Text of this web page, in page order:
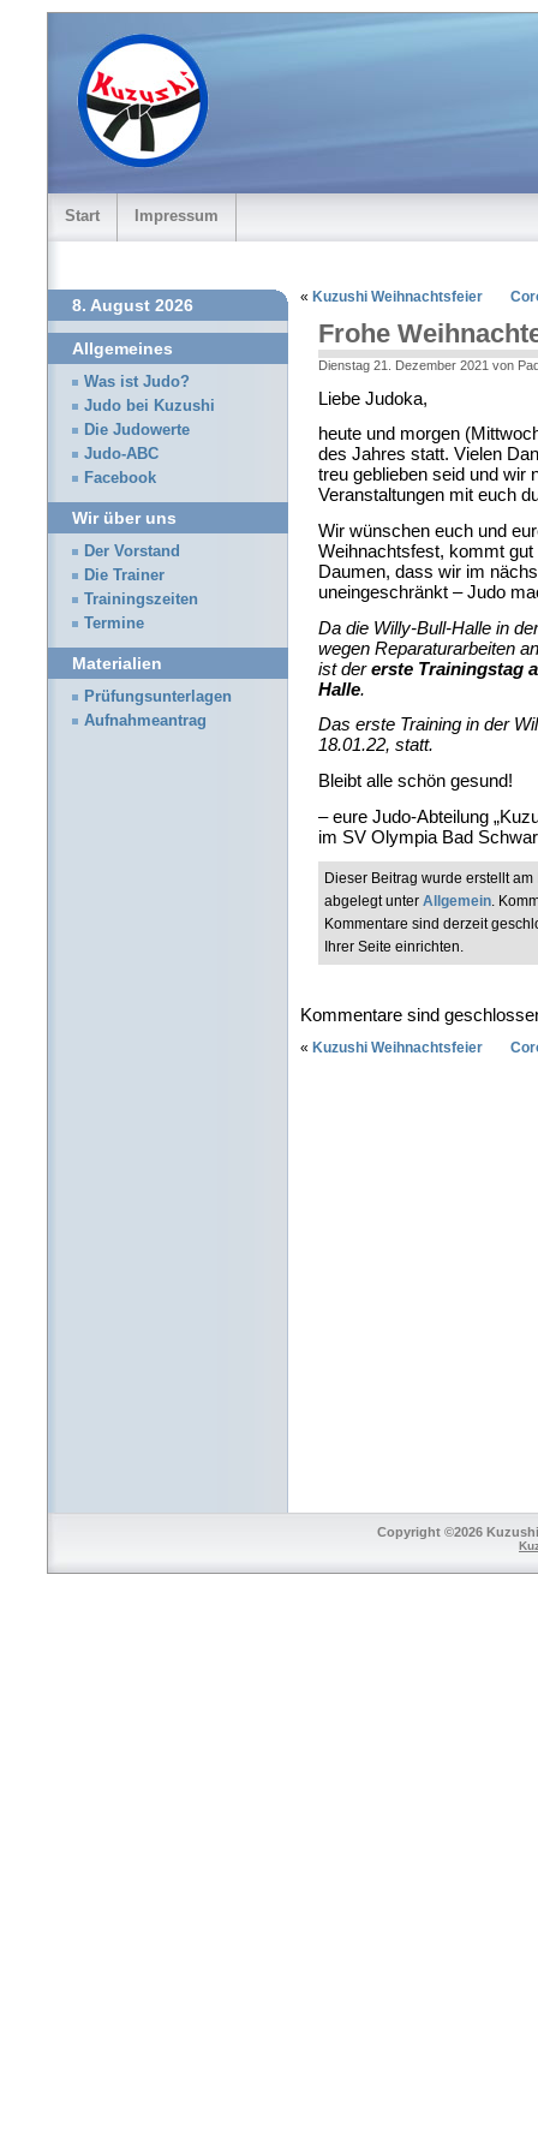
Start Impressum
« Kuzushi Weihnachtsfeier
Frohe
Dienstag 21. Dezember 2021 von
Liebe Judoka,
heute und morgen
des Jahres statt. Vielen
treu geblieben seid und wir
Veranstaltungen mit euch
Wir wünschen euch und
Weihnachtsfest, kommt
Daumen, dass wir im
uneingeschränkt – Judo
Da die Willy-Bull-Halle in
wegen Reparaturarbeiten
ist dererste Trainingstag
Halle.
Das erste Training in der
18.01.22, statt.
Bleibt alle schön gesund!
– eure Judo-Abteilung
im SV Olympia Bad
Dieser Beitrag wurde erstellt
abgelegt unter Allgemein.
Kommentare sind derzeit
Ihrer Seite einrichten.
Kommentare sind
« Kuzushi Weihnachtsfeier
8. August 2026
Allgemeines
Was ist Judo?
Judo bei Kuzushi
Die Judowerte
Judo-ABC
Facebook
Wir über uns
Der Vorstand
Die Trainer
Trainingszeiten
Termine
Materialien
Prüfungsunterlagen
Aufnahmeantrag
Copyright ©2026